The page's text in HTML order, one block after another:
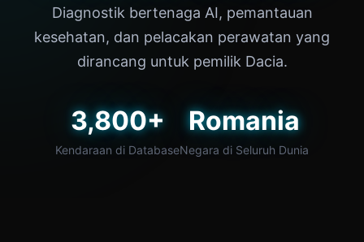
Diagnostik bertenaga AI, pemantauan
kesehatan, dan pelacakan perawatan yang
dirancang untuk pemilik Dacia.
3,800+
Kendaraan di Database
Romania
Negara di Seluruh Dunia